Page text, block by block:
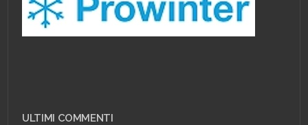
ULTIMI COMMENTI